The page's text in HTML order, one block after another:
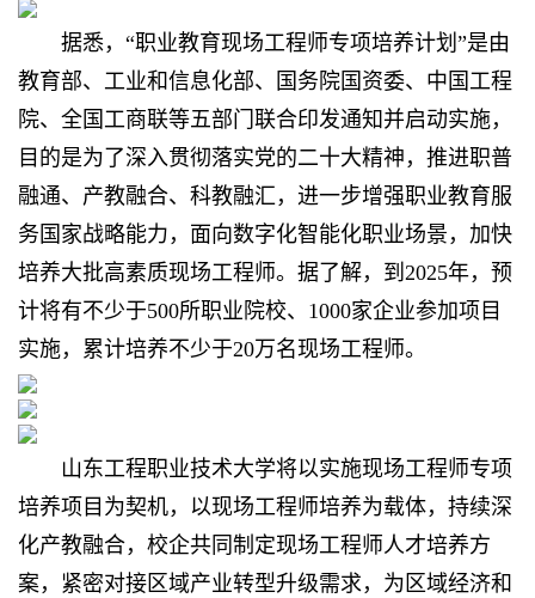
据悉，“职业教育现场工程师专项培养计划”是由
教育部、工业和信息化部、国务院国资委、中国工程
院、全国工商联等五部门联合印发通知并启动实施，
目的是为了深入贯彻落实党的二十大精神，推进职普
融通、产教融合、科教融汇，进一步增强职业教育服
务国家战略能力，面向数字化智能化职业场景，加快
培养大批高素质现场工程师。据了解，到2025年，预
计将有不少于500所职业院校、1000家企业参加项目
实施，累计培养不少于20万名现场工程师。
山东工程职业技术大学将以实施现场工程师专项
培养项目为契机，以现场工程师培养为载体，持续深
化产教融合，校企共同制定现场工程师人才培养方
案，紧密对接区域产业转型升级需求，为区域经济和